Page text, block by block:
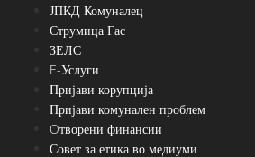
ЈПКД Комуналец
Струмица Гас
ЗЕЛС
E-Услуги
Пријави корупција
Пријави комунален проблем
Oтворени финансии
Совет за етика во медиуми